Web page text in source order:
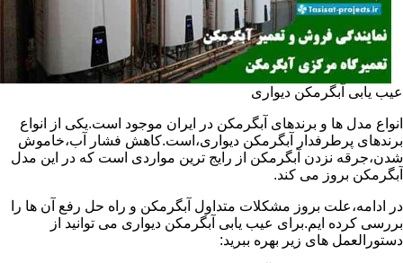
عیب یابی آبگرمکن دیواری
انواع مدل ها و برندهای آبگرمکن در ایران موجود است.یکی از انواع
برندهای پرطرفدار آبگرمکن دیواری،است.کاهش فشار آب،خاموش
شدن،جرقه نزدن آبگرمکن از رایج ترین مواردی است که در این مدل
آبگرمکن بروز می کند.
در ادامه،علت بروز مشکلات متداول آبگرمکن و راه حل رفع آن ها را
بررسی کرده ایم.برای عیب یابی آبگرمکن دیواری می توانید از
دستورالعمل های زیر بهره ببرید: